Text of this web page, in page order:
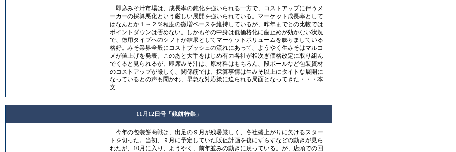
即席みそ汁市場は、成長率の鈍化を強いられる一方で、コストアップに伴うメ
ーカーの採算悪化という厳しい展開を強いられている。マーケット成長率として
はなんとか１～２％程度の微増ペースを維持しているが、昨年までとの比較では
ポイントダウンは否めない。しかもその中身は低価格化に歯止めが効かない状況
で、徳用タイプへのシフトが結果としてマーケットボリュームを膨らましている
格好。みそ業界全般にコストプッシュの流れにあって、ようやく生みそはマルコ
メが値上げを発表。このあと大手をはじめ有力各社が相次ぎ価格改定に取り組ん
でくると見られるが、即席みそ汁は、原材料はもちろん、段ボールなど包装資材
のコストアップが厳しく、関係筋では、採算事情は生みそ以上にタイトな展開に
なっているとの声も聞かれ、早急な対応策に迫られる局面となってきた・・・本
文
11月12日号「鏡餅特集」
今年の包装餅商戦は、出足の９月が残暑厳しく、各社盛上がりに欠けるスター
トを切った。当初、９月に予定していた販促計画を後にずらすなどの動きが見ら
れたが、10月に入り、ようやく、前年並みの動きに戻っている。が、店頭での回